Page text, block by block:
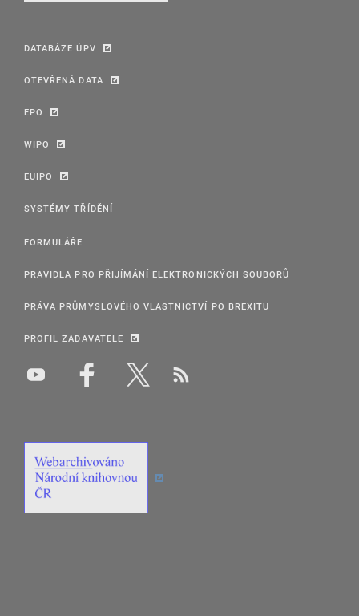
DATABÁZE ÚPV
OTEVŘENÁ DATA
EPO
WIPO
EUIPO
SYSTÉMY TŘÍDĚNÍ
FORMULÁŘE
PRAVIDLA PRO PŘIJÍMÁNÍ ELEKTRONICKÝCH SOUBORŮ
PRÁVA PRŮMYSLOVÉHO VLASTNICTVÍ PO BREXITU
PROFIL ZADAVATELE